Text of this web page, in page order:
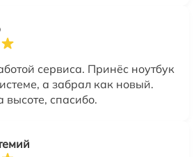
сервиса. Принёс ноутбук
а забрал как новый.
спасибо.